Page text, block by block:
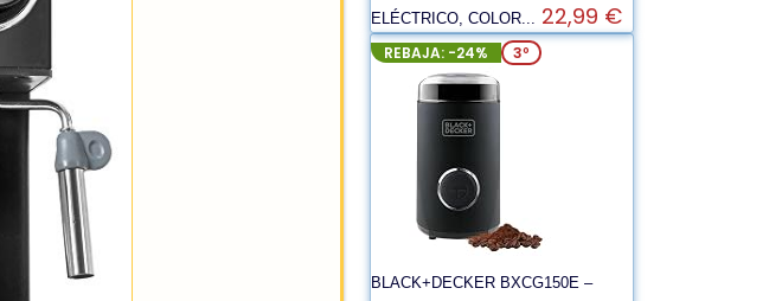
ELÉCTRICO, COLOR... 22,99 €
REBAJA: -24% 3º
BLACK+DECKER BXCG150E –